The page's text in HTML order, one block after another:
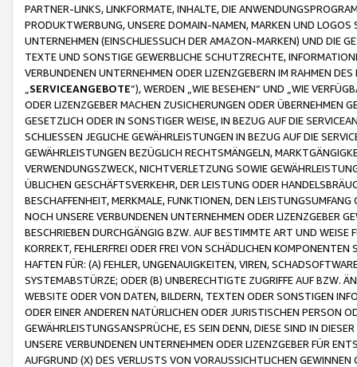
PARTNER-LINKS, LINKFORMATE, INHALTE, DIE
PRODUKTWERBUNG, UNSERE DOMAIN-NAMEN, MARKEN UND
UNTERNEHMEN (EINSCHLIESSLICH DER AMAZON-MARKEN) UND DIE
TEXTE UND SONSTIGE GEWERBLICHE SCHUTZRECHTE,
VERBUNDENEN UNTERNEHMEN ODER LIZENZGEBERN IM RAHMEN
SERVICEANGEBOTE“), WERDEN „WIE BESEHEN“ UND „WIE
ODER LIZENZGEBER MACHEN ZUSICHERUNGEN ODER ÜBERNEHMEN
GESETZLICH ODER IN SONSTIGER WEISE, IN BEZUG AUF DIE
SCHLIESSEN JEGLICHE GEWÄHRLEISTUNGEN IN BEZUG AUF DIE
GEWÄHRLEISTUNGEN BEZÜGLICH RECHTSMÄNGELN,
VERWENDUNGSZWECK, NICHTVERLETZUNG SOWIE
ÜBLICHEN GESCHÄFTSVERKEHR, DER LEISTUNG ODER
BESCHAFFENHEIT, MERKMALE, FUNKTIONEN, DEN
NOCH UNSERE VERBUNDENEN UNTERNEHMEN ODER LIZENZGEBER
BESCHRIEBEN DURCHGÄNGIG BZW. AUF BESTIMMTE ART UND
KORREKT, FEHLERFREI ODER FREI VON SCHÄDLICHEN
HAFTEN FÜR: (A) FEHLER, UNGENAUIGKEITEN, VIREN,
SYSTEMABSTÜRZE; ODER (B) UNBERECHTIGTE ZUGRIFFE AUF BZW.
WEBSITE ODER VON DATEN, BILDERN, TEXTEN ODER SONSTIGEN
ODER EINER ANDEREN NATÜRLICHEN ODER JURISTISCHEN PERSON
GEWÄHRLEISTUNGSANSPRÜCHE, ES SEIN DENN, DIESE SIND IN
UNSERE VERBUNDENEN UNTERNEHMEN ODER LIZENZGEBER FÜR
AUFGRUND (X) DES VERLUSTS VON VORAUSSICHTLICHEN